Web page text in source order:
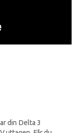
din Delta 3